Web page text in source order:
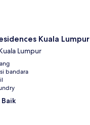
Kuala Lumpur
Lumpur
bandara